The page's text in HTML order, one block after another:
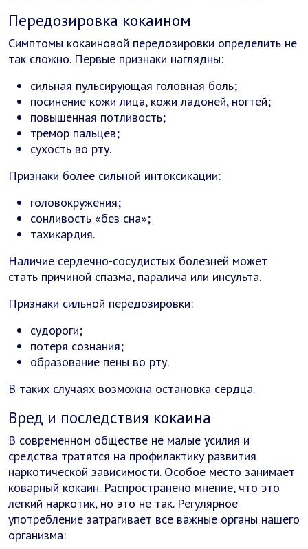
Передозировка кокаином
Симптомы кокаиновой передозировки определить не
так сложно. Первые признаки наглядны:
сильная пульсирующая головная боль;
посинение кожи лица, кожи ладоней, ногтей;
повышенная потливость;
тремор пальцев;
сухость во рту.
Признаки более сильной интоксикации:
головокружения;
сонливость «без сна»;
тахикардия.
Наличие сердечно-сосудистых болезней может
стать причиной спазма, паралича или инсульта.
Признаки сильной передозировки:
судороги;
потеря сознания;
образование пены во рту.
В таких случаях возможна остановка сердца.
Вред и последствия кокаина
В современном обществе не малые усилия и
средства тратятся на профилактику развития
наркотической зависимости. Особое место занимает
коварный кокаин. Распространено мнение, что это
легкий наркотик, но это не так. Регулярное
употребление затрагивает все важные органы нашего
организма: